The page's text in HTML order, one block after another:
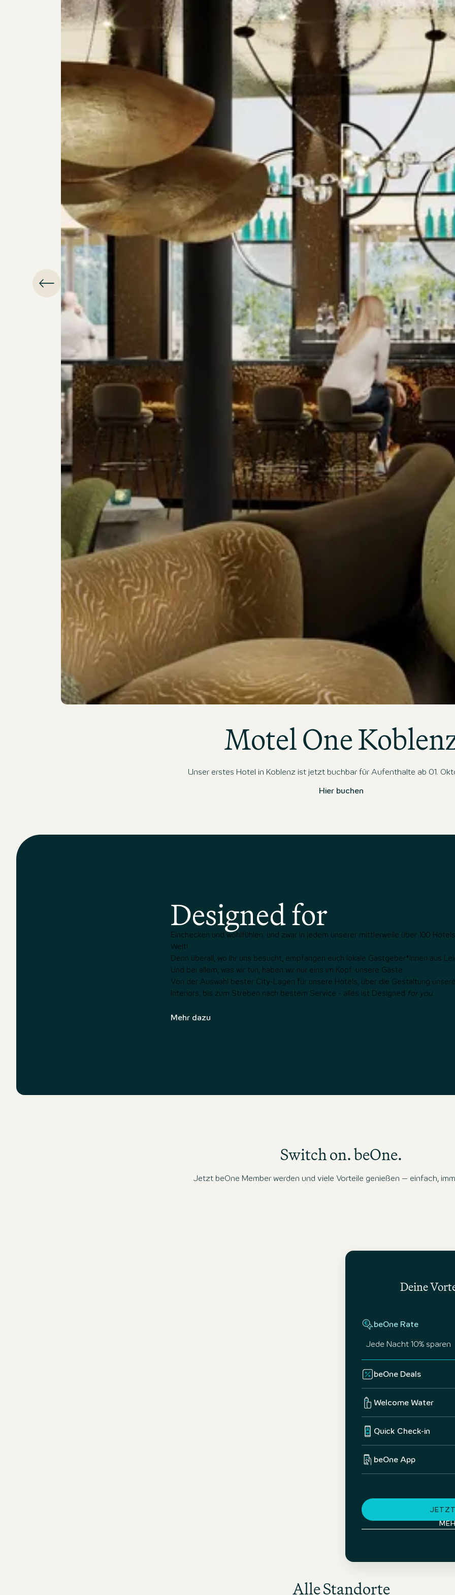
Motel One
Unser erstes Hotel in Koblenz ist jetzt buchbar für Aufenthalte ab 01.
Hier buchen
Designed for
Einchecken und wohlfühlen: und zwar in jedem unserer mittlerweile über 100
Welt!
Denn überall, wo ihr uns besucht, empfangen euch lokale Gastgeber*Innen aus
Und bei allem, was wir tun, haben wir nur eins im Kopf: unsere Gäste.
Von der Auswahl bester City-Lagen für unsere Hotels, über die Gestaltung
Interiors, bis zum Streben nach bestem Service - alles ist Designed for you.
Mehr dazu
Switch on. beOne.
Jetzt beOne Member werden und viele Vorteile genießen – einfach,
Deine
beOne Rate
Jede Nacht 10% sparen
beOne Deals
Welcome Water
Quick Check-in
beOne App
JETZT
Alle Standorte